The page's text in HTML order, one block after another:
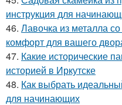
инструкция для
46. Лавочка из металла
комфорт для вашего
47. Какие исторические
историей в Иркутске
48. Как выбрать
для начинающих